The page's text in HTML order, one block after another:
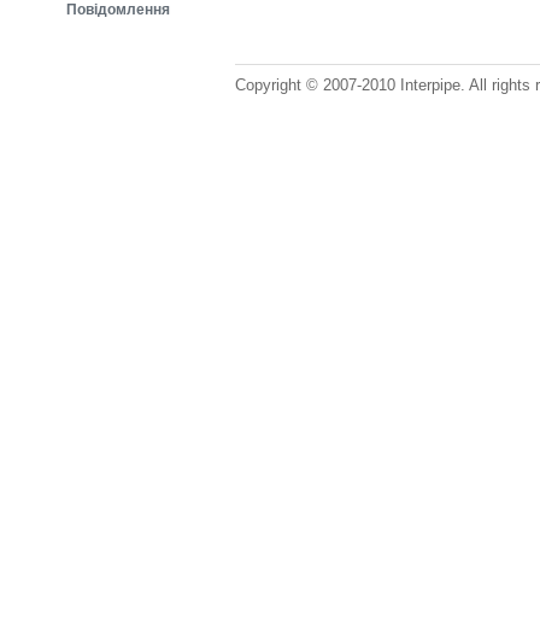
Повідомлення
Copyright © 2007-2010 Interpipe. All rights